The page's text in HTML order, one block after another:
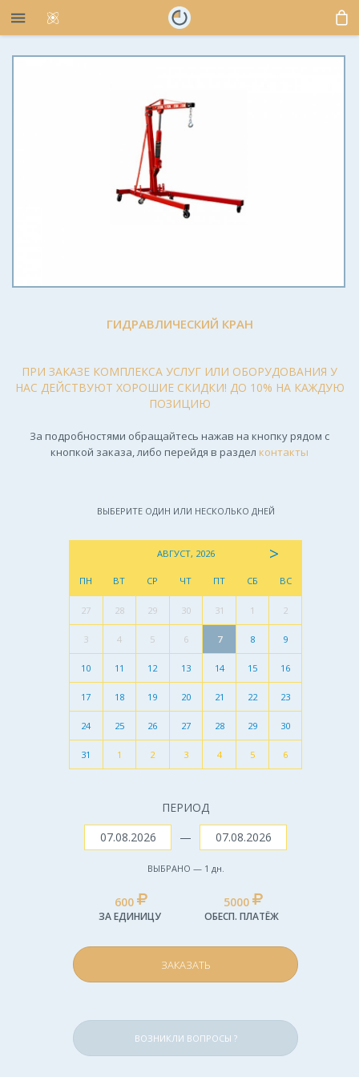
ГИДРАВЛИЧЕСКИЙ КРАН
ПРИ ЗАКАЗЕ КОМПЛЕКСА УСЛУГ ИЛИ ОБОРУДОВАНИЯ У
НАС ДЕЙСТВУЮТ ХОРОШИЕ СКИДКИ! ДО 10% НА КАЖДУЮ
ПОЗИЦИЮ
За подробностями обращайтесь нажав на кнопку рядом с
кнопкой заказа, либо перейдя в раздел контакты
ВЫБЕРИТЕ ОДИН ИЛИ НЕСКОЛЬКО ДНЕЙ
АВГУСТ, 2026 >
ПН ВТ СР ЧТ ПТ СБ ВС
27 28 29 30 31 1 2
3 4 5 6 7 8 9
10 11 12 13 14 15 16
17 18 19 20 21 22 23
24 25 26 27 28 29 30
31 1 2 3 4 5 6
ПЕРИОД
—
ВЫБРАНО — 1 дн.
600
ЗА ЕДИНИЦУ
5000
ОБЕСП. ПЛАТЁЖ
ЗАКАЗАТЬ
ВОЗНИКЛИ ВОПРОСЫ ?